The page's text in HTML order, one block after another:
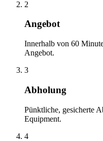
2
Angebot
Innerhalb von 60
Angebot.
3
Abholung
Pünktliche, gesicherte
Equipment.
4